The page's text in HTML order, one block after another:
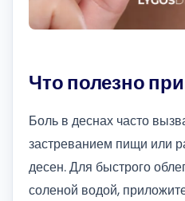
Что полезно
Боль в деснах часто
застреванием пищи или
десен. Для быстрого
соленой водой,